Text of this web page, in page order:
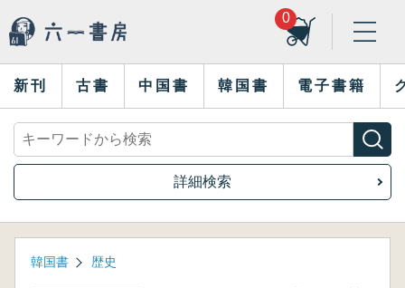
0
新刊 古書 中国書 韓国書 電子書籍
詳細検索
韓国書 歴史